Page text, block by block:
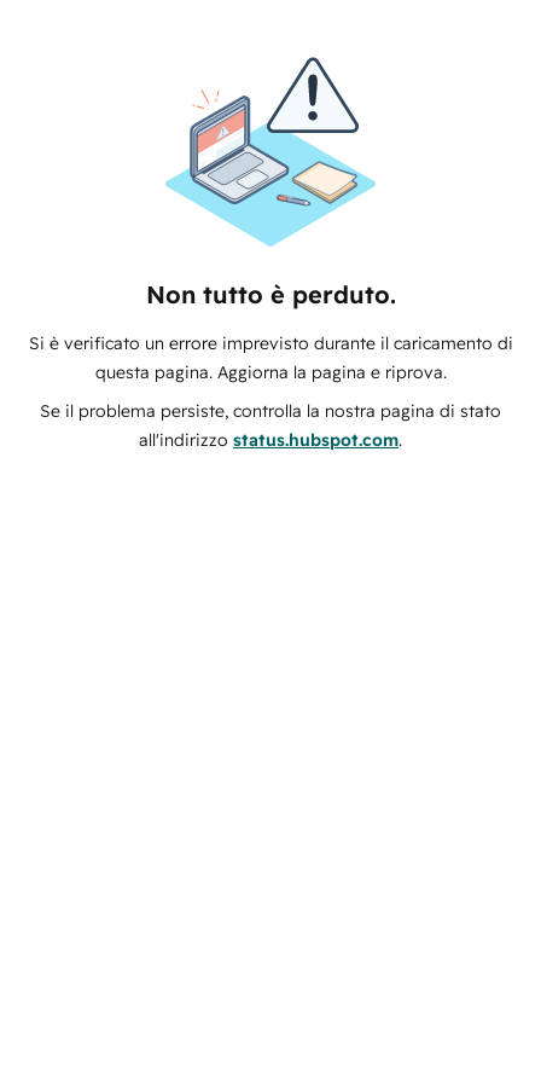
Non tutto è perduto.
Si è verificato un errore imprevisto durante il caricamento di
questa pagina. Aggiorna la pagina e riprova.
Se il problema persiste, controlla la nostra pagina di stato
all'indirizzo status.hubspot.com.